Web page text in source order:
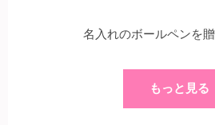
名入れのボールペンを
もっと見る